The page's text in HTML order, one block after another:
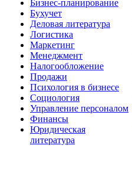
Бизнес-планирование
Бухучет
Деловая литература
Логистика
Маркетинг
Менеджмент
Налогообложение
Продажи
Психология в бизнесе
Социология
Управление персоналом
Финансы
Юридическая
литература